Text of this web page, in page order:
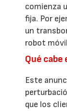
comienza
fija. Por
un
robot
Qué
Este
que los